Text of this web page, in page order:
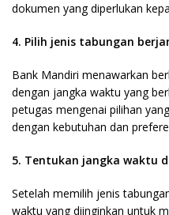
dokumen yang diperlukan
4. Pilih jenis tabungan
Bank Mandiri menawarkan
dengan jangka waktu yang
petugas mengenai pilihan
dengan kebutuhan dan
5. Tentukan jangka waktu
Setelah memilih jenis
waktu yang diinginkan untuk